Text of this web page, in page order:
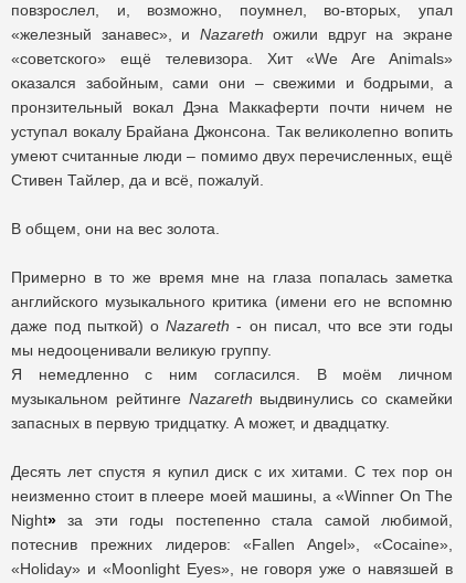
повзрослел, и, возможно, поумнел, во-вторых, упал
«железный занавес», и Nazareth ожили вдруг на экране
«советского» ещё телевизора. Хит «We Are Animals»
оказался забойным, сами они – свежими и бодрыми, а
пронзительный вокал Дэна Маккаферти почти ничем не
уступал вокалу Брайана Джонсона. Так великолепно вопить
умеют считанные люди – помимо двух перечисленных, ещё
Стивен Тайлер, да и всё, пожалуй.
В общем, они на вес золота.
Примерно в то же время мне на глаза попалась заметка
английского музыкального критика (имени его не вспомню
даже под пыткой) оNazareth - он писал, что все эти годы
мы недооценивали великую группу.
Я немедленно с ним согласился. В моём личном
музыкальном рейтинге Nazareth выдвинулись со скамейки
запасных в первую тридцатку. А может, и двадцатку.
Десять лет спустя я купил диск с их хитами. С тех пор он
неизменно стоит в плеере моей машины, а «Winner On The
Night» за эти годы постепенно стала самой любимой,
потеснив прежних лидеров: «Fallen Angel», «Cocaine»,
«Holiday» и «Moonlight Eyes», не говоря уже о навязшей в